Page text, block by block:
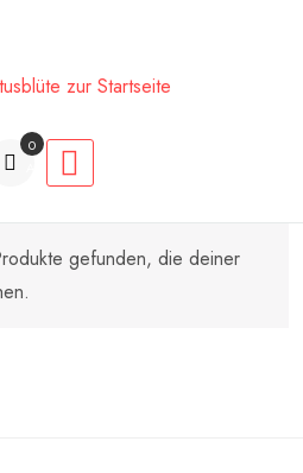
0
gefunden, die deiner